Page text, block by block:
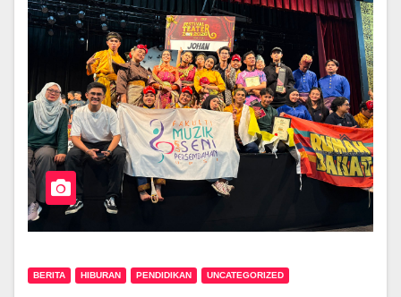
BERITA HIBURAN PENDIDIKAN UNCATEGORIZED